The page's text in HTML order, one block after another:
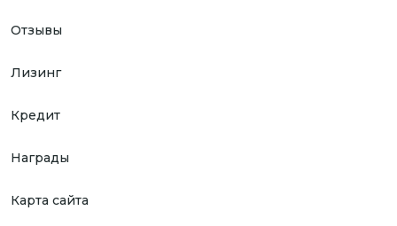
Отзывы
Лизинг
Кредит
Награды
Карта сайта